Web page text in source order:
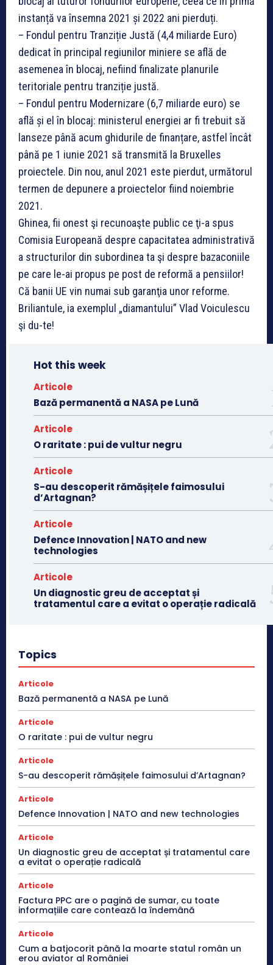
instanță va însemna 2021 și 2022 ani pierduți.
– Fondul pentru Tranziție Justă (4,4 miliarde Euro)
dedicat în principal regiunilor miniere se află de
asemenea în blocaj, nefiind finalizate planurile
teritoriale pentru tranziție justă.
– Fondul pentru Modernizare (6,7 miliarde euro) se
află și el în blocaj: ministerul energiei ar fi trebuit să
lanseze până acum ghidurile de finanțare, astfel încât
până pe 1 iunie 2021 să transmită la Bruxelles
proiectele. Din nou, anul 2021 este pierdut, următorul
termen de depunere a proiectelor fiind noiembrie
2021.
Ghinea, fii onest şi recunoaşte public ce ţi-a spus
Comisia Europeană despre capacitatea administrativă
a structurilor din subordinea ta şi despre bazaconiile
pe care le-ai propus pe post de reformă a pensiilor!
Că banii UE vin numai sub garanţia unor reforme.
Briliantule, ia exemplul „diamantului” Vlad Voiculescu
şi du-te!
Hot this week
Articole
Bază permanentă a NASA pe Lună
Articole
O raritate : pui de vultur negru
Articole
S-au descoperit rămășițele faimosului
d’Artagnan?
Articole
Defence Innovation | NATO and new
technologies
Articole
Un diagnostic greu de acceptat și
tratamentul care a evitat o operație radicală
Topics
Articole
Bază permanentă a NASA pe Lună
Articole
O raritate : pui de vultur negru
Articole
S-au descoperit rămășițele faimosului d’Artagnan?
Articole
Defence Innovation | NATO and new technologies
Articole
Un diagnostic greu de acceptat și tratamentul care
a evitat o operație radicală
Articole
Factura PPC are o pagină de sumar, cu toate
informațiile care contează la îndemână
Articole
Cum a batjocorit până la moarte statul român un
erou aviator al României